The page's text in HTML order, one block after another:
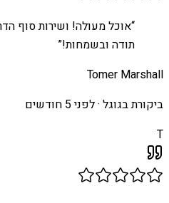
“אוכל מעולה! ושירות סוף
תודה ובשמחות!”
Tomer Marshall
ביקורת בגוגל ·לפני 5 חודשים
T